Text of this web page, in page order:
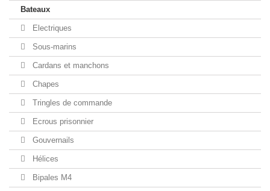
Bateaux
Electriques
Sous-marins
Cardans et manchons
Chapes
Tringles de commande
Ecrous prisonnier
Gouvernails
Hélices
Bipales M4